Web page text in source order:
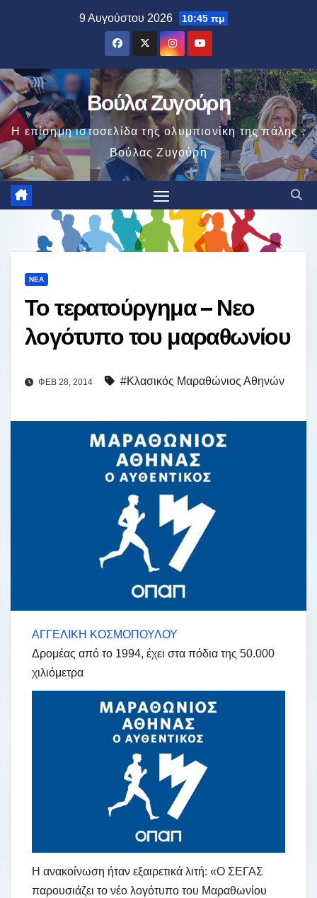
9 Αυγούστου 2026 10:45 πμ
Βούλα Ζυγούρη
Η επίσημη ιστοσελίδα της ολυμπιονίκη της πάλης ,
Βούλας Ζυγούρη
ΝΈΑ
Το τερατούργημα – Νεο
λογότυπο του μαραθωνίου
ΦΕΒ 28, 2014 #Κλασικός Μαραθώνιος Αθηνών
ΑΓΓΕΛΙΚΗ ΚΟΣΜΟΠΟΥΛΟΥ
Δρομέας από το 1994, έχει στα πόδια της 50.000
χιλιόμετρα
Η ανακοίνωση ήταν εξαιρετικά λιτή: «Ο ΣΕΓΑΣ
παρουσιάζει το νέο λογότυπο του Μαραθωνίου